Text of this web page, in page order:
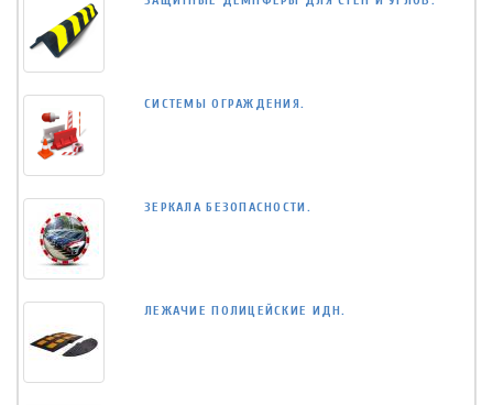
СИСТЕМЫ ОГРАЖДЕНИЯ.
ЗЕРКАЛА БЕЗОПАСНОСТИ.
ЛЕЖАЧИЕ ПОЛИЦЕЙСКИЕ ИДН.